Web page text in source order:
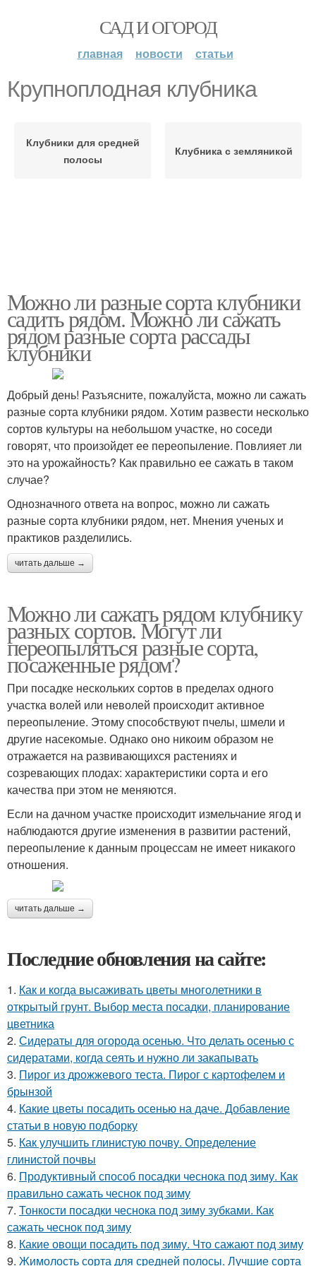
САД И ОГОРОД
главная новости статьи
Крупноплодная клубника
Клубники для средней
полосы
Клубника с земляникой
Можно ли разные сорта клубники
садить рядом. Можно ли сажать
рядом разные сорта рассады
клубники
Добрый день! Разъясните, пожалуйста, можно ли сажать
разные сорта клубники рядом. Хотим развести несколько
сортов культуры на небольшом участке, но соседи
говорят, что произойдет ее переопыление. Повлияет ли
это на урожайность? Как правильно ее сажать в таком
случае?
Однозначного ответа на вопрос, можно ли сажать
разные сорта клубники рядом, нет. Мнения ученых и
практиков разделились.
читать дальше →
Можно ли сажать рядом клубнику
разных сортов. Могут ли
переопыляться разные сорта,
посаженные рядом?
При посадке нескольких сортов в пределах одного
участка волей или неволей происходит активное
переопыление. Этому способствуют пчелы, шмели и
другие насекомые. Однако оно никоим образом не
отражается на развивающихся растениях и
созревающих плодах: характеристики сорта и его
качества при этом не меняются.
Если на дачном участке происходит измельчание ягод и
наблюдаются другие изменения в развитии растений,
переопыление к данным процессам не имеет никакого
отношения.
читать дальше →
Последние обновления на сайте:
1. Как и когда высаживать цветы многолетники в
открытый грунт. Выбор места посадки, планирование
цветника
2. Сидераты для огорода осенью. Что делать осенью с
сидератами, когда сеять и нужно ли закапывать
3. Пирог из дрожжевого теста. Пирог с картофелем и
брынзой
4. Какие цветы посадить осенью на даче. Добавление
статьи в новую подборку
5. Как улучшить глинистую почву. Определение
глинистой почвы
6. Продуктивный способ посадки чеснока под зиму. Как
правильно сажать чеснок под зиму
7. Тонкости посадки чеснока под зиму зубками. Как
сажать чеснок под зиму
8. Какие овощи посадить под зиму. Что сажают под зиму
9. Жимолость сорта для средней полосы. Лучшие сорта